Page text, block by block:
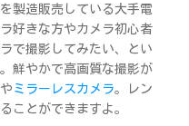
製造販売している大手電
好きな方やカメラ初心者
で撮影してみたい、とい
鮮やかで高画質な撮影が
やミラーレスカメラ。レン
ことができますよ。